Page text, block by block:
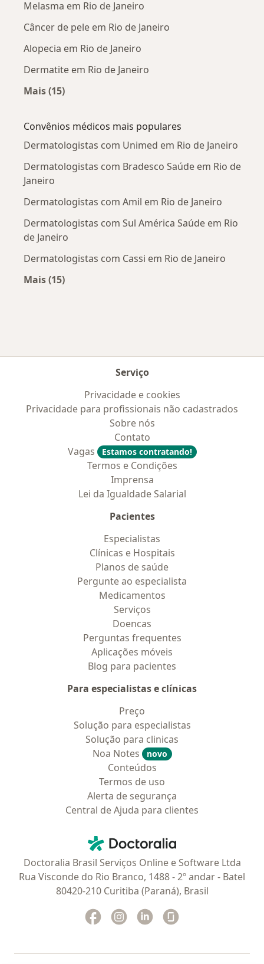
Melasma em Rio de Janeiro
Câncer de pele em Rio de Janeiro
Alopecia em Rio de Janeiro
Dermatite em Rio de Janeiro
Mais (15)
Convênios médicos mais populares
Dermatologistas com Unimed em Rio de Janeiro
Dermatologistas com Bradesco Saúde em Rio de
Janeiro
Dermatologistas com Amil em Rio de Janeiro
Dermatologistas com Sul América Saúde em Rio
de Janeiro
Dermatologistas com Cassi em Rio de Janeiro
Mais (15)
Serviço
Privacidade e cookies
Privacidade para profissionais não cadastrados
Sobre nós
Contato
Vagas
Estamos contratando!
Termos e Condições
Imprensa
Lei da Igualdade Salarial
Pacientes
Especialistas
Clínicas e Hospitais
Planos de saúde
Pergunte ao especialista
Medicamentos
Serviços
Doencas
Perguntas frequentes
Aplicações móveis
Blog para pacientes
Para especialistas e clínicas
Preço
Solução para especialistas
Solução para clinicas
Noa Notes
novo
Conteúdos
Termos de uso
Alerta de segurança
Central de Ajuda para clientes
Doctoralia - Homepage
Doctoralia Brasil Serviços Online e Software Ltda
Rua Visconde do Rio Branco, 1488 - 2º andar - Batel
80420-210 Curitiba (Paraná), Brasil
Facebook
abre num novo separador
Instagram
abre num novo separador
Linkedin
abre num novo